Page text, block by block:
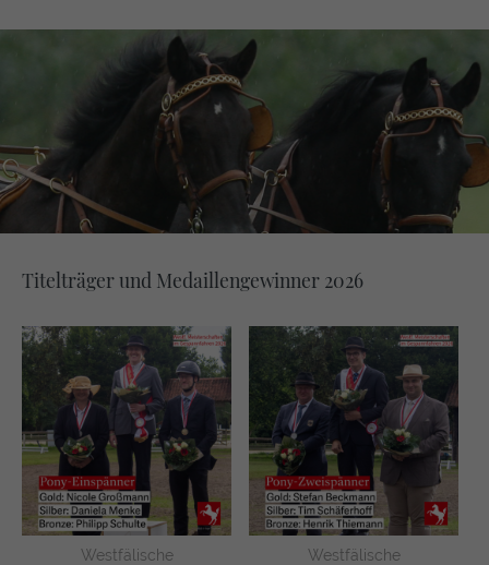
Titelträger und Medaillengewinner 2026
Westfälische
Westfälische